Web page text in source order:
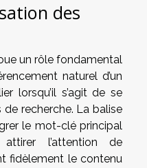
des
un rôle fondamental
naturel d’un
lorsqu’il s’agit de se
recherche. La balise
le mot-clé principal
l’attention de
fidèlement le contenu